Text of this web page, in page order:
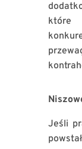
które
Jeśli